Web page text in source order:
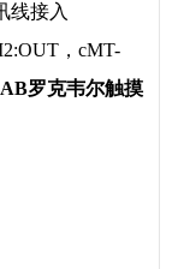
线接入
，cMT-
AB罗克韦尔触摸